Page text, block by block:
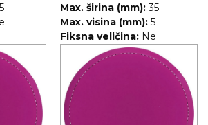
5
Max. širina (mm): 35
Max. visina (mm): 5
Fiksna veličina: Ne